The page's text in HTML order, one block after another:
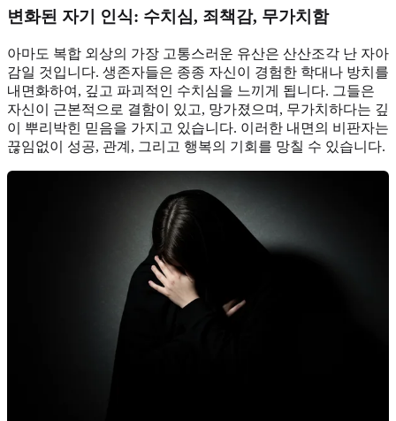
변화된 자기 인식: 수치심, 죄책감, 무가치함
아마도 복합 외상의 가장 고통스러운 유산은 산산조각 난 자아
감일 것입니다. 생존자들은 종종 자신이 경험한 학대나 방치를
내면화하여, 깊고 파괴적인 수치심을 느끼게 됩니다. 그들은
자신이 근본적으로 결함이 있고, 망가졌으며, 무가치하다는 깊
이 뿌리박힌 믿음을 가지고 있습니다. 이러한 내면의 비판자는
끊임없이 성공, 관계, 그리고 행복의 기회를 망칠 수 있습니다.